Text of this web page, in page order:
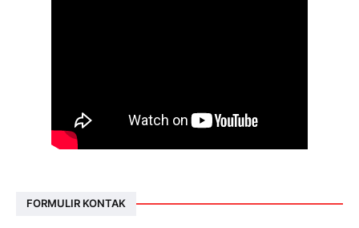
FORMULIR KONTAK